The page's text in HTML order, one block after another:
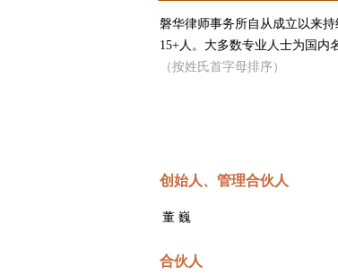
磐华律师事务所自从成立以来
15+人。大多数专业人士为国内
（按姓氏首字母排序）
创始人、管理合伙人
董 巍
合伙人